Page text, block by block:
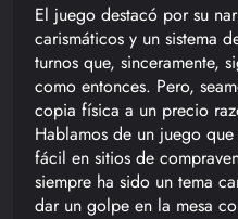
El juego destacó por su
carismáticos y un sistema
turnos que, sinceramente,
como entonces. Pero,
copia física a un precio
Hablamos de un juego
fácil en sitios de
siempre ha sido un tema
dar un golpe en la mesa